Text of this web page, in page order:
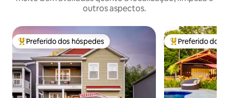
outros aspectos.
Entre os melhores preferidos dos hóspedes
Preferido dos hóspedes Entre os
Preferido dos